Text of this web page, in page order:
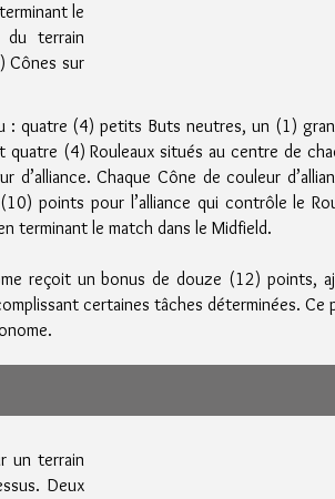
le
terrain
Cônes sur
: quatre (4) petits Buts neutres, un (1)
(4) Rouleaux situés au centre de
d’alliance. ​Chaque Cône de couleur
points pour l’alliance qui contrôle le
terminant le match dans le Midfield.
reçoit un bonus de douze (12) points,
certaines tâches déterminées.
un terrain
Deux